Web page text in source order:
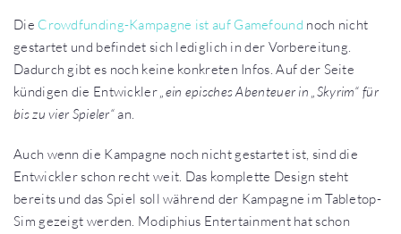
Die Crowdfunding-Kampagne ist auf Gamefound noch nicht
gestartet und befindet sich lediglich in der Vorbereitung.
Dadurch gibt es noch keine konkreten Infos. Auf der Seite
kündigen die Entwickler„ein episches Abenteuer in „Skyrim“ für
bis zu vier Spieler“an.
Auch wenn die Kampagne noch nicht gestartet ist, sind die
Entwickler schon recht weit. Das komplette Design steht
bereits und das Spiel soll während der Kampagne im Tabletop-
Sim gezeigt werden. Modiphius Entertainment hat schon